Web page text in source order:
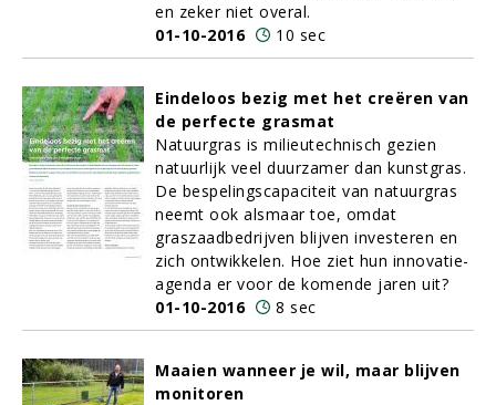
en zeker niet overal.
01-10-2016
10 sec
Eindeloos bezig met het creëren van
de perfecte grasmat
Natuurgras is milieutechnisch gezien
natuurlijk veel duurzamer dan kunstgras.
De bespelingscapaciteit van natuurgras
neemt ook alsmaar toe, omdat
graszaadbedrijven blijven investeren en
zich ontwikkelen. Hoe ziet hun innovatie-
agenda er voor de komende jaren uit?
01-10-2016
8 sec
Maaien wanneer je wil, maar blijven
monitoren